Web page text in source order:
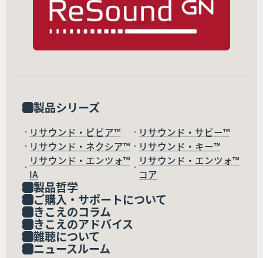
製品シリーズ
リサウンド・ビビア™
リサウンド・サビー™
リサウンド・ネクシア™
リサウンド・キー™
リサウンド・エンツォ™
IA
リサウンド・エンツォ™
コア
製品哲学
ご購入・サポートについて
きこえのコラム
きこえのアドバイス
難聴について
ニュースルーム